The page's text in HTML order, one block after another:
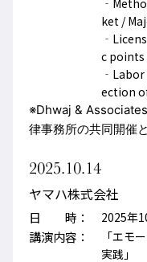
ket /
c points
ection
※Dhwaj &
律事務所の共同開催
2025.10.14
ヤマハ株式会社
日 時： 2025年
講演内容：
「エモ
実践」